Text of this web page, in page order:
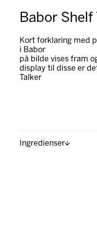
Babor Shelf
Kort forklaring med
i Babor
på bilde vises fram
display til disse er
Talker
Ingredienser